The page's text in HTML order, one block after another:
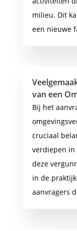
milieu. Dit
een nieuwe
van een
Bij het
cruciaal
verdiepen in
deze
in de
aanvragers